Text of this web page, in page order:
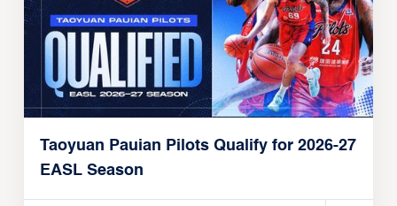
Taoyuan Pauian Pilots Qualify for 2026-27
EASL Season